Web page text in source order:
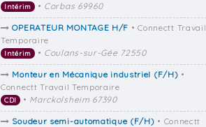
Intérim • Corbas 69960
OPERATEUR MONTAGE H/F • Connectt Travail
Temporaire
Intérim • Coulans-sur-Gée 72550
Monteur en Mécanique industriel (F/H) •
Connectt Travail Temporaire
CDI • Marckolsheim 67390
Soudeur semi-automatique (F/H) • Connectt